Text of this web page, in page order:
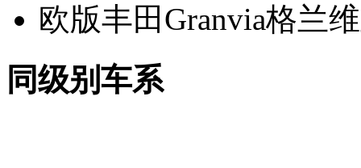
欧版丰田Granvia格兰
同级别车系